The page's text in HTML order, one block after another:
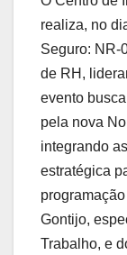
realiza, no
Seguro: NR-
de RH,
evento
pela nova
integrando
estratégica
Gontijo,
Trabalho, e